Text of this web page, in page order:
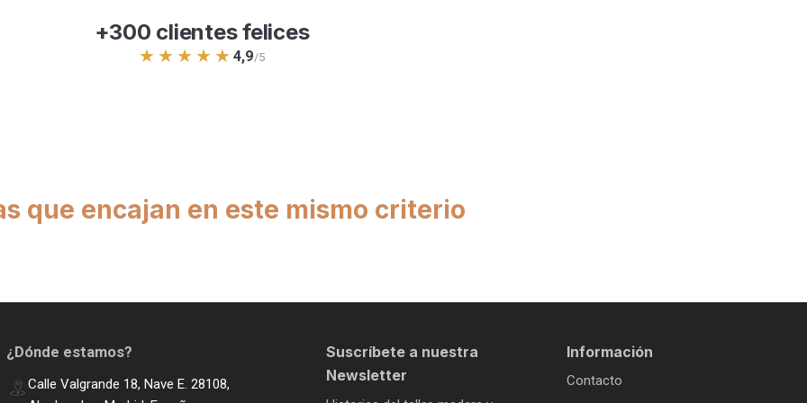
+300 clientes felices
★★★★★ 4,9/5
que encajan en este mismo criterio
¿Dónde estamos?
Calle Valgrande 18, Nave E. 28108,
Suscríbete a nuestra
Newsletter
Información
Contacto